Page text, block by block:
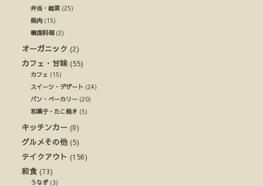
弁当・総菜 (25)
焼肉 (15)
韓国料理(2)
オーガニック (2)
カフェ・甘味(55)
カフェ (15)
スイーツ・デザート (24)
パン・ベーカリー (20)
和菓子・たこ焼き (5)
キッチンカー (0)
グルメその他 (5)
テイクアウト (156)
和食 (73)
うなぎ(3)